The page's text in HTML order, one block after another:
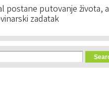
postane putovanje života, a
zadatak